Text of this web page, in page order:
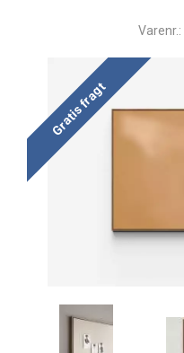
Gratis fragt